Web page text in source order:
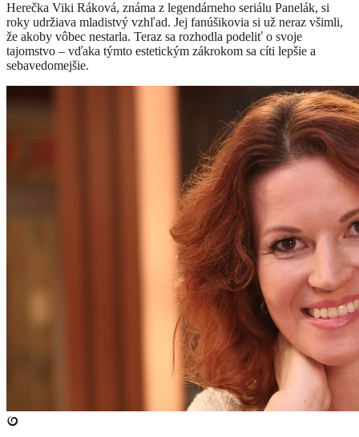
Herečka Viki Ráková, známa z legendárneho seriálu Panelák, si
roky udržiava mladistvý vzhľad. Jej fanúšikovia si už neraz všimli,
že akoby vôbec nestarla. Teraz sa rozhodla podeliť o svoje
tajomstvo – vďaka týmto estetickým zákrokom sa cíti lepšie a
sebavedomejšie.